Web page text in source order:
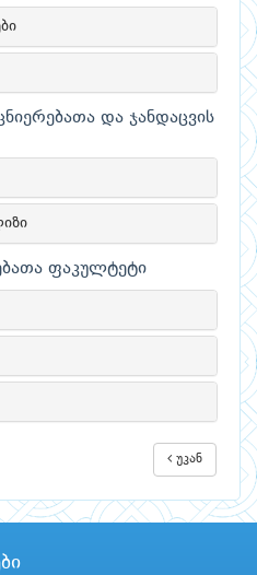
და ჯანდაცვის
ფაკულტეტი
უკან